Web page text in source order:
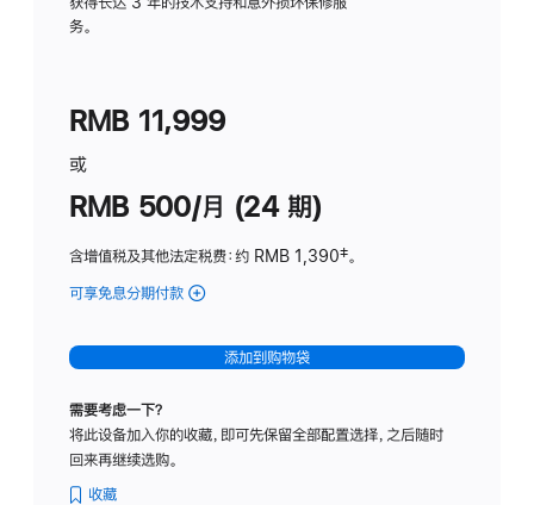
务。
RMB 11,999
或
RMB 500/月 (24 期)
含增值税及其他法定税费：约 RMB 1,390脚
‡。
可享免息分期付款 (Studio
-
标
璃
添加到购物袋
需要考虑一下？
将此设备加入你的收藏，即可先保留全部配置选择，之后随时
回来再继续选购。
收藏